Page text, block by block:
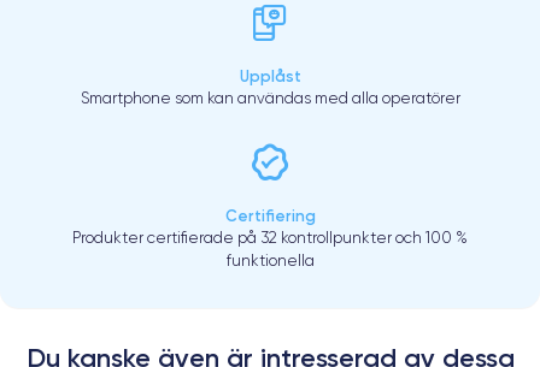
Upplåst
Smartphone som kan användas med alla operatörer
Certifiering
Produkter certifierade på 32 kontrollpunkter och 100 %
funktionella
Du kanske även är intresserad av dessa